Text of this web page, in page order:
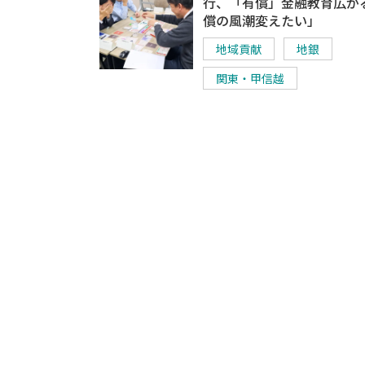
償の風潮変えたい」
地域貢献
地銀
関東・甲信越